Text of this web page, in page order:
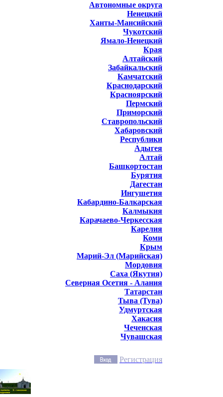
Автономные округа
Ненецкий
Ханты-Мансийский
Чукотский
Ямало-Ненецкий
Края
Алтайский
Забайкальский
Камчатский
Краснодарский
Красноярский
Пермский
Приморский
Ставропольский
Хабаровский
Республики
Адыгея
Алтай
Башкортостан
Бурятия
Дагестан
Ингушетия
Кабардино-Балкарская
Калмыкия
Карачаево-Черкесская
Карелия
Коми
Крым
Марий-Эл (Марийская)
Мордовия
Саха (Якутия)
Северная Осетия - Алания
Татарстан
Тыва (Тува)
Удмуртская
Хакасия
Чеченская
Чувашская
Регистрация